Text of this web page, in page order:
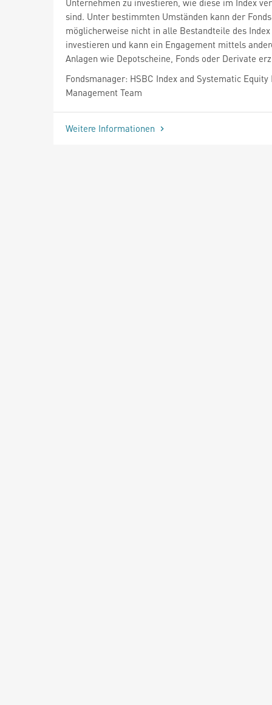
sind. Unter bestimmten Umständen kann der Fonds
möglicherweise nicht in alle Bestandteile des Index
investieren und kann ein Engagement mittels
Anlagen wie Depotscheine, Fonds oder Derivate
Fondsmanager: HSBC Index and Systematic
Management Team
Weitere Informationen